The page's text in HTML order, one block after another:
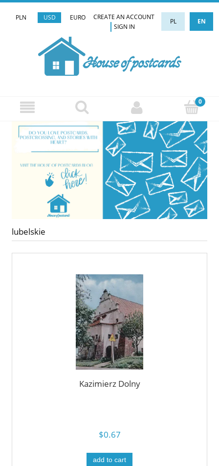
PLN USD EURO PL EN
CREATE AN ACCOUNT
SIGN IN
lubelskie
Kazimierz Dolny
$0.67
add to cart